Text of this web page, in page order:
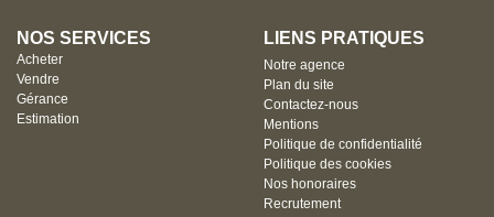
NOS SERVICES
Acheter
Vendre
Gérance
Estimation
LIENS PRATIQUES
Notre agence
Plan du site
Contactez-nous
Mentions
Politique de confidentialité
Politique des cookies
Nos honoraires
Recrutement